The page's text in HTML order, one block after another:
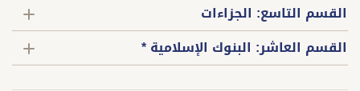
القسم التاسع: الجزاءات
القسم العاشر: البنوك الإسلامية *